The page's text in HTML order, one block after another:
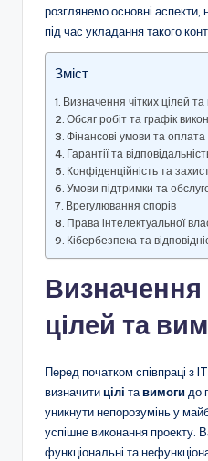
розглянемо основні аспекти,
під час укладання такого
Зміст
Визначення чітких цілей та
Обсяг робіт та графік
Фінансові умови та оплата
Гарантії та
Конфіденційність та
Умови підтримки та
Врегулювання спорів
Права інтелектуальної
Кібербезпека та
Визначення
цілей та
Перед початком співпраці з
визначитицілі тавимоги до
уникнути непорозумінь у
успішне виконання проекту.
функціональні та